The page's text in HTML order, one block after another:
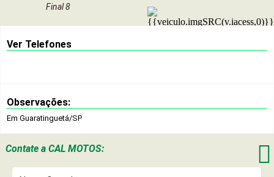
Final 8
Ver Telefones
Observações:
Em Guaratinguetá/SP
Contate a CAL MOTOS: 